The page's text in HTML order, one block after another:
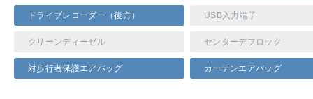
ドライブレコーダー（後方） USB入力端子
クリーンディーゼル センターデフロック
対歩行者保護エアバッグ カーテンエアバッグ